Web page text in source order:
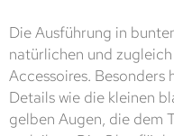
Die Ausführung in
natürlichen und
Accessoires. Besonders
Details wie die kleinen
gelben Augen, die dem